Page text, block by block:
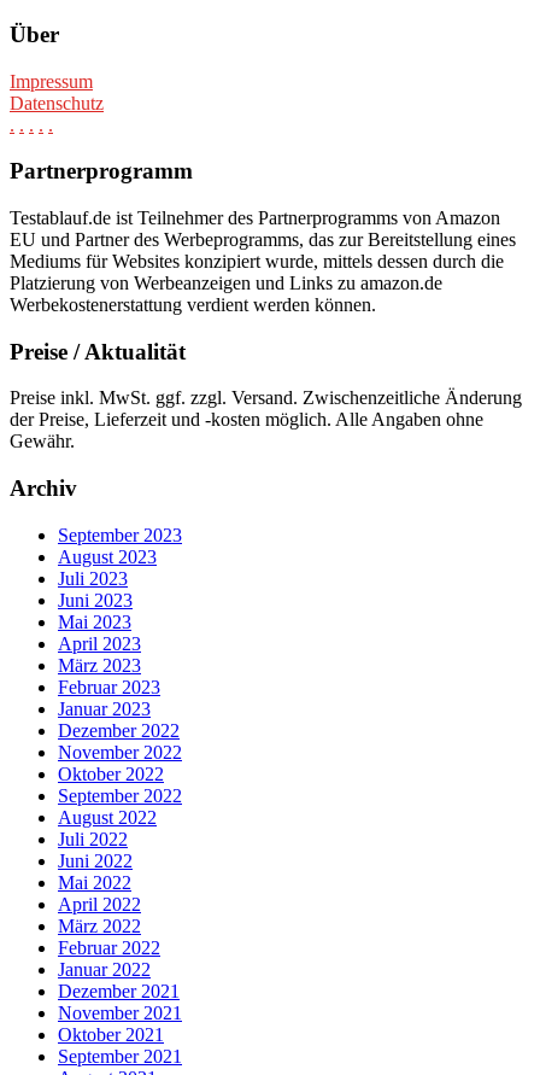
Über
Impressum
Datenschutz
. . . . .
Partnerprogramm
Testablauf.de ist Teilnehmer des Partnerprogramms von Amazon
EU und Partner des Werbeprogramms, das zur Bereitstellung eines
Mediums für Websites konzipiert wurde, mittels dessen durch die
Platzierung von Werbeanzeigen und Links zu amazon.de
Werbekostenerstattung verdient werden können.
Preise / Aktualität
Preise inkl. MwSt. ggf. zzgl. Versand. Zwischenzeitliche Änderung
der Preise, Lieferzeit und -kosten möglich. Alle Angaben ohne
Gewähr.
Archiv
September 2023
August 2023
Juli 2023
Juni 2023
Mai 2023
April 2023
März 2023
Februar 2023
Januar 2023
Dezember 2022
November 2022
Oktober 2022
September 2022
August 2022
Juli 2022
Juni 2022
Mai 2022
April 2022
März 2022
Februar 2022
Januar 2022
Dezember 2021
November 2021
Oktober 2021
September 2021